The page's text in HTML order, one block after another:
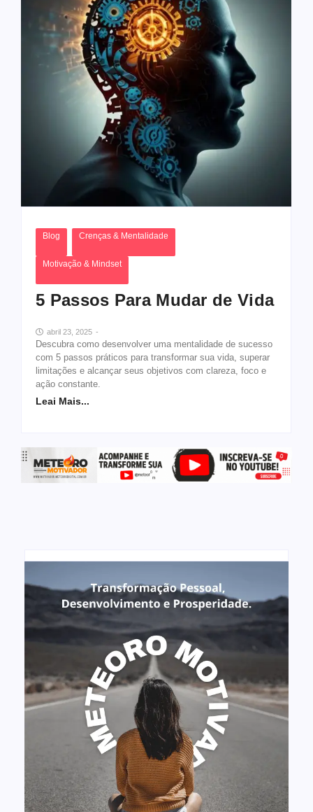
Blog Crenças & Mentalidade
Motivação & Mindset
5 Passos Para Mudar de Vida
abril 23, 2025 -
Descubra como desenvolver uma mentalidade de sucesso
com 5 passos práticos para transformar sua vida, superar
limitações e alcançar seus objetivos com clareza, foco e
ação constante.
Leai Mais...